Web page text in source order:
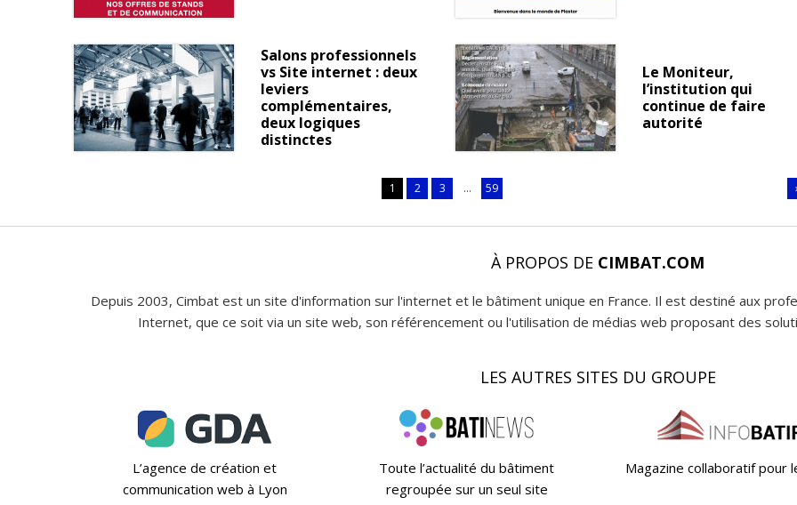
Salons professionnels
vs Site internet : deux
leviers
complémentaires,
deux logiques
distinctes
Le Moniteur,
l’institution qui
continue de faire
autorité
1 2 3 ... 59
À PROPOS DE CIMBAT.COM
Depuis 2003, Cimbat est un site d'information sur l'internet et le bâtiment unique en France. Il est destiné aux
Internet, que ce soit via un site web, son référencement ou l'utilisation de médias web proposant des
LES AUTRES SITES DU GROUPE
L’agence de création et
communication web à Lyon
Toute l’actualité du bâtiment
regroupée sur un seul site
Magazine collaboratif pour